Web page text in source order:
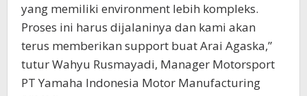
yang memiliki environment lebih kompleks.
Proses ini harus dijalaninya dan kami akan
terus memberikan support buat Arai Agaska,”
tutur Wahyu Rusmayadi, Manager Motorsport
PT Yamaha Indonesia Motor Manufacturing